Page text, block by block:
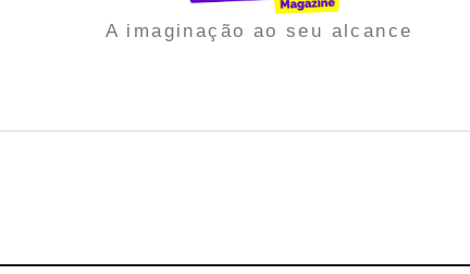
A imaginação ao seu alcance